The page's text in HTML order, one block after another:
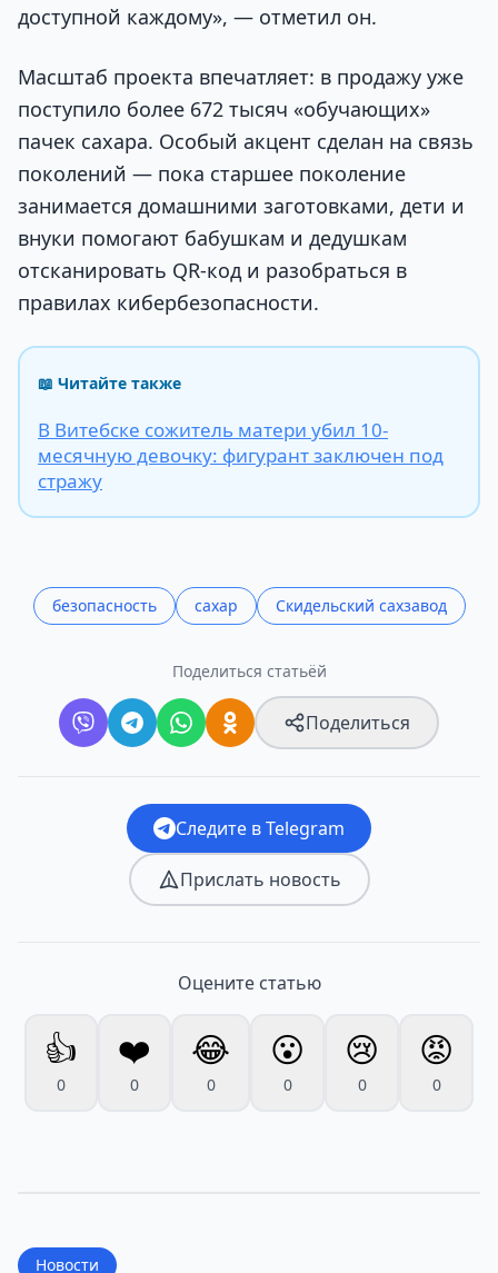
доступной каждому», — отметил он.
Масштаб проекта впечатляет: в продажу уже
поступило более 672 тысяч «обучающих»
пачек сахара. Особый акцент сделан на связь
поколений — пока старшее поколение
занимается домашними заготовками, дети и
внуки помогают бабушкам и дедушкам
отсканировать QR-код и разобраться в
правилах кибербезопасности.
📖 Читайте также
В Витебске сожитель матери убил 10-
месячную девочку: фигурант заключен под
стражу
безопасность сахар Скидельский сахзавод
Поделиться статьёй
Поделиться
Следите в Telegram
Прислать новость
Оцените статью
👍
0
❤️
0
😂
0
😮
0
😢
0
😡
0
Новости